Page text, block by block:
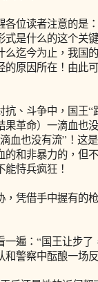
读者注意的是：
式是什么的这个关
么迄今为止，我国
的原因所在！由此
、斗争中，国王“
革命）一滴血也
血也没有流”！这
的和非暴力的，但
恃兵疯狂！
凭借手中握有的
遍：“国王让步了
警察中酝酿一场